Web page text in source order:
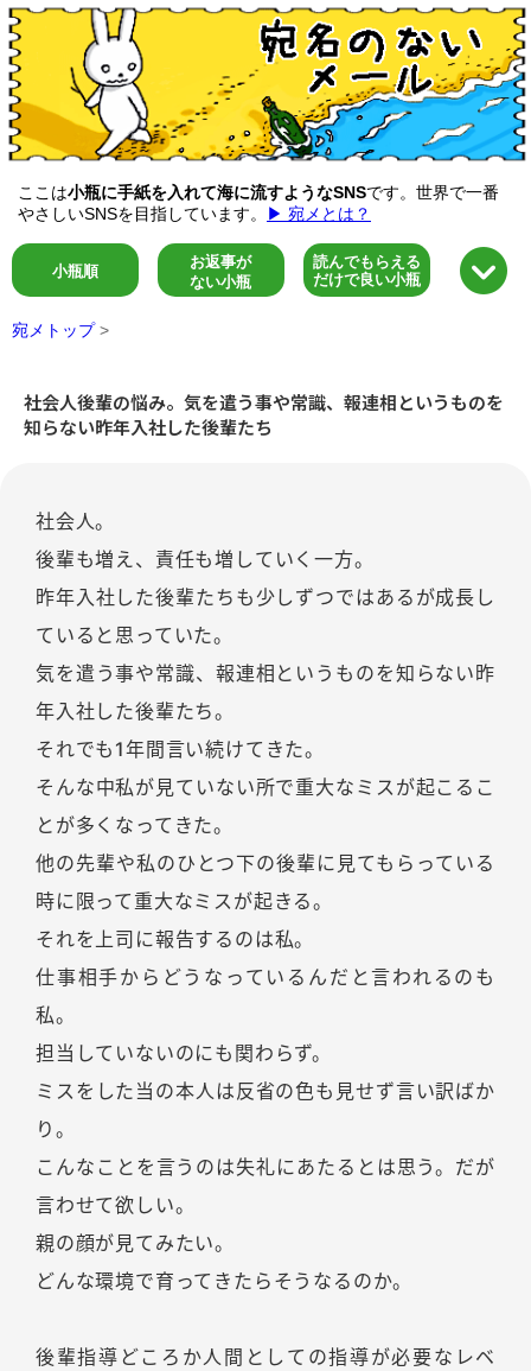
ここは小瓶に手紙を入れて海に流すようなSNSです。世界で一番
やさしいSNSを目指しています。
▶ 宛メとは？
小瓶順
お返事が
ない小瓶
読んでもらえる
だけで良い小瓶
宛メトップ >
社会人後輩の悩み。気を遣う事や常識、報連相というものを
知らない昨年入社した後輩たち
社会人。
後輩も増え、責任も増していく一方。
昨年入社した後輩たちも少しずつではあるが成長し
ていると思っていた。
気を遣う事や常識、報連相というものを知らない昨
年入社した後輩たち。
それでも1年間言い続けてきた。
そんな中私が見ていない所で重大なミスが起こるこ
とが多くなってきた。
他の先輩や私のひとつ下の後輩に見てもらっている
時に限って重大なミスが起きる。
それを上司に報告するのは私。
仕事相手からどうなっているんだと言われるのも
私。
担当していないのにも関わらず。
ミスをした当の本人は反省の色も見せず言い訳ばか
り。
こんなことを言うのは失礼にあたるとは思う。だが
言わせて欲しい。
親の顔が見てみたい。
どんな環境で育ってきたらそうなるのか。
後輩指導どころか人間としての指導が必要なレベ